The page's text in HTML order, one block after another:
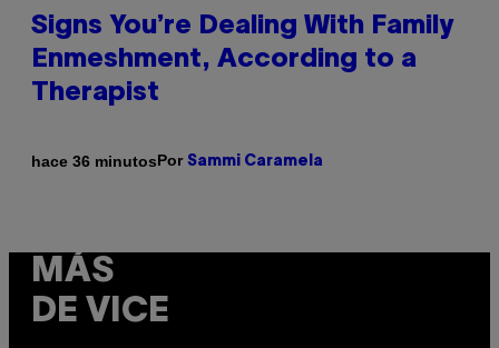
Signs You’re Dealing With Family
Enmeshment, According to a
Therapist
hace 36 minutosPor Sammi Caramela
MÁS
DE VICE